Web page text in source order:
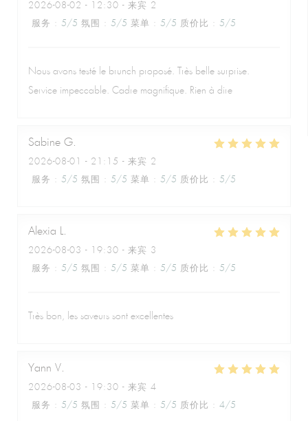
2026-08-02 - 12:30 - 来宾 2
服务 : 5/5 氛围 : 5/5 菜单 : 5/5 质价比 : 5/5
Nous avons testé le brunch proposé. Très belle surprise.
Service impeccable. Cadre magnifique. Rien à dire
Sabine G
2026-08-01 - 21:15 - 来宾 2
服务 : 5/5 氛围 : 5/5 菜单 : 5/5 质价比 : 5/5
Alexia L
2026-08-03 - 19:30 - 来宾 3
服务 : 5/5 氛围 : 5/5 菜单 : 5/5 质价比 : 5/5
Très bon, les saveurs sont excellentes
Yann V
2026-08-03 - 19:30 - 来宾 4
服务 : 5/5 氛围 : 5/5 菜单 : 5/5 质价比 : 4/5